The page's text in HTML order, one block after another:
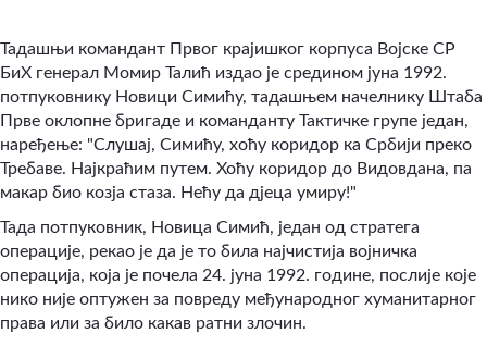
Тадашњи командант Првог крајишког корпуса Војске СР
БиХ генерал Момир Талић издао је средином јуна 1992.
потпуковнику Новици Симићу, тадашњем начелнику Штаба
Прве оклопне бригаде и команданту Тактичке групе један,
наређење: "Слушај, Симићу, хоћу коридор ка Србији преко
Требаве. Најкраћим путем. Хоћу коридор до Видовдана, па
макар био козја стаза. Нећу да дјеца умиру!"
Тада потпуковник, Новица Симић, један од стратега
операције, рекао је да је то била најчистија војничка
операција, која је почела 24. јуна 1992. године, послије које
нико није оптужен за повреду међународног хуманитарног
права или за било какав ратни злочин.